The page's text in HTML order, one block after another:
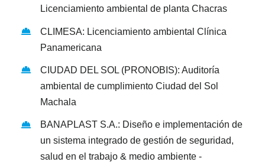
Licenciamiento ambiental de planta Chacras
CLIMESA: Licenciamiento ambiental Clínica
Panamericana
CIUDAD DEL SOL (PRONOBIS): Auditoría
ambiental de cumplimiento Ciudad del Sol
Machala
BANAPLAST S.A.: Diseño e implementación de
un sistema integrado de gestión de seguridad,
salud en el trabajo & medio ambiente -